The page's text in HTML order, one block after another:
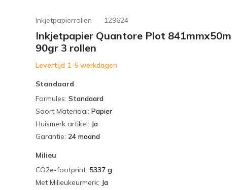
Inkjetpapierrollen 129624
Inkjetpapier Quantore Plot 841mmx50m
90gr 3 rollen
Levertijd 1-5 werkdagen
Standaard
Formules: Standaard
Soort Materiaal: Papier
Huismerk artikel: Ja
Garantie: 24 maand
Milieu
CO2e-footprint: 5337 g
Met Milieukeurmerk: Ja